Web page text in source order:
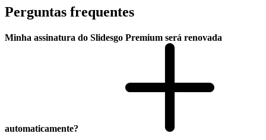
Perguntas frequentes
Minha assinatura do Slidesgo Premium será renovada
automaticamente?